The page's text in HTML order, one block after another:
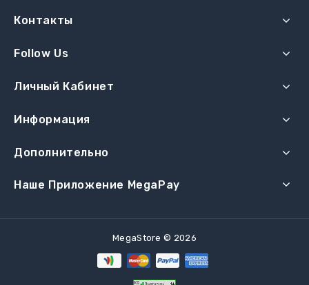
Контакты
Follow Us
Личный Кабинет
Информация
Дополнительно
Наше Приложение MegaPay
MegaStore © 2026